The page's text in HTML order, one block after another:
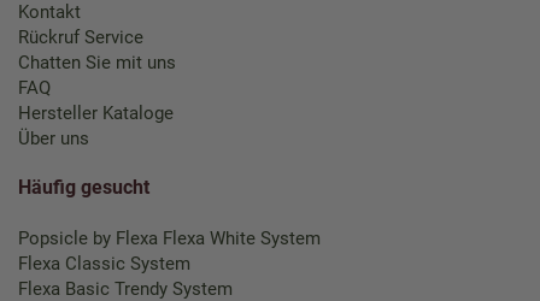
Kontakt
Rückruf Service
Chatten Sie mit uns
FAQ
Hersteller Kataloge
Über uns
Häufig gesucht
Popsicle by Flexa Flexa White System
Flexa Classic System
Flexa Basic Trendy System